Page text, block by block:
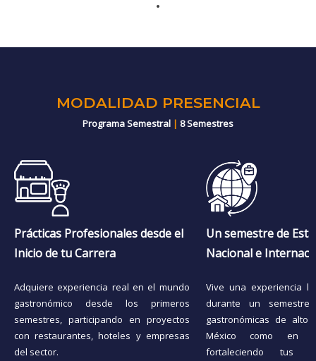
MODALIDAD PRESENCIAL
Programa Semestral | 8 Semestres
Prácticas Profesionales desde el
Inicio de tu Carrera
Adquiere experiencia real en el mundo
gastronómico desde los primeros
semestres, participando en proyectos
con restaurantes, hoteles y empresas
del sector.
Un semestre de
Nacional e
Vive una experiencia
durante un semestre
gastronómicas de alto
México como en
fortaleciendo tus